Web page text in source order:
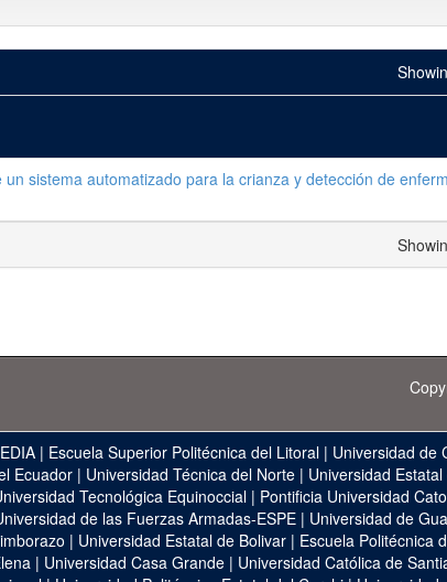
un sistema automatizado para la crianza y detección de
| Escuela Superior Politécnica del Litoral | Universidad de
Ecuador| Universidad Técnica del Norte| Universidad
Tecnológica Equinoccial| Pontificia Universidad
de las Fuerzas Armadas-ESPE | Universidad de
| Universidad Estatal de Bolivar| Escuela Politécnica
| Universidad Casa Grande | Universidad Católica de